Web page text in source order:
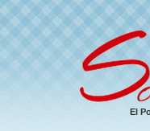
El